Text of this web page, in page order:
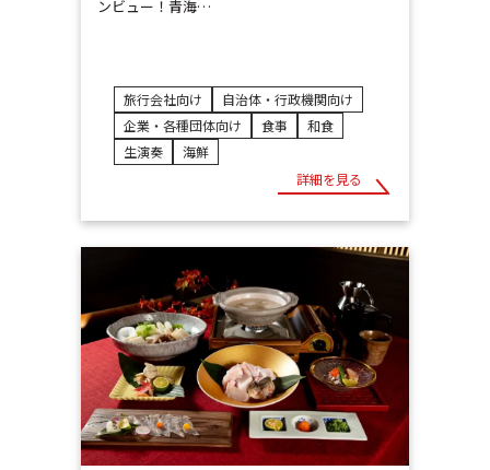
ンビュー！青海…
旅行会社向け
自治体・行政機関向け
企業・各種団体向け
食事
和食
生演奏
海鮮
詳細を見る